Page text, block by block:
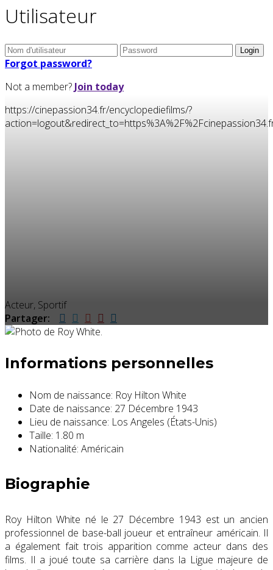
Utilisateur
Forgot password?
Not a member? Join today
https://cinepassion34.fr/encyclopediefilms/?
Acteur, Sportif
Partager:
Informations personnelles
Nom de naissance: Roy Hilton White
Date de naissance: 27 Décembre 1943
Lieu de naissance: Los Angeles (États-Unis)
Taille: 1.80 m
Nationalité: Américain
Biographie
Roy Hilton White né le 27 Décembre 1943 est un ancien
professionnel de base-ball joueur et entraîneur américain. Il
a également fait trois apparition comme acteur dans des
films. Il a joué toute sa carrière dans la Ligue majeure de